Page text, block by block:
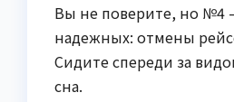
Вы не поверите, но №4
надежных: отмены
Сидите спереди за
сна.